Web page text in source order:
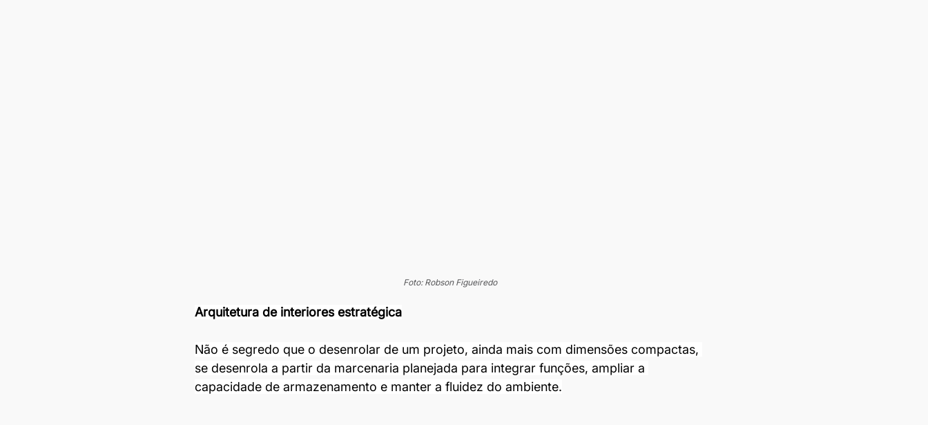
Foto: Robson Figueiredo
Arquitetura de interiores estratégica
Não é segredo que o desenrolar de um projeto, ainda mais com dimensões compactas,
se desenrola a partir da marcenaria planejada para integrar funções, ampliar a
capacidade de armazenamento e manter a fluidez do ambiente.